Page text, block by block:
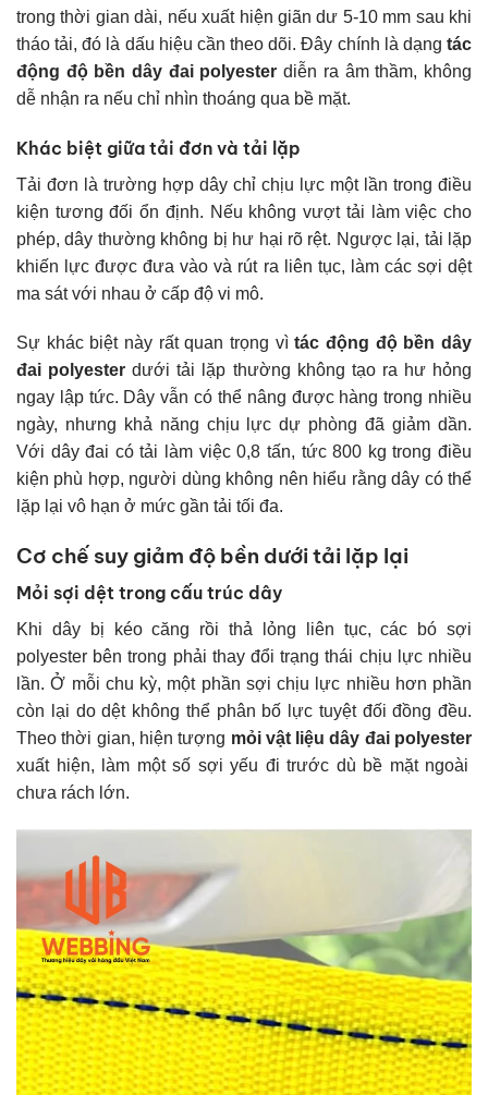
trong thời gian dài, nếu xuất hiện giãn dư 5-10 mm sau khi
tháo tải, đó là dấu hiệu cần theo dõi. Đây chính là dạng tác
động độ bền dây đai polyester diễn ra âm thầm, không
dễ nhận ra nếu chỉ nhìn thoáng qua bề mặt.
Khác biệt giữa tải đơn và tải lặp
Tải đơn là trường hợp dây chỉ chịu lực một lần trong điều
kiện tương đối ổn định. Nếu không vượt tải làm việc cho
phép, dây thường không bị hư hại rõ rệt. Ngược lại, tải lặp
khiến lực được đưa vào và rút ra liên tục, làm các sợi dệt
ma sát với nhau ở cấp độ vi mô.
Sự khác biệt này rất quan trọng vìtác động độ bền dây
đai polyester dưới tải lặp thường không tạo ra hư hỏng
ngay lập tức. Dây vẫn có thể nâng được hàng trong nhiều
ngày, nhưng khả năng chịu lực dự phòng đã giảm dần.
Với dây đai có tải làm việc 0,8 tấn, tức 800 kg trong điều
kiện phù hợp, người dùng không nên hiểu rằng dây có thể
lặp lại vô hạn ở mức gần tải tối đa.
Cơ chế suy giảm độ bền dưới tải lặp lại
Mỏi sợi dệt trong cấu trúc dây
Khi dây bị kéo căng rồi thả lỏng liên tục, các bó sợi
polyester bên trong phải thay đổi trạng thái chịu lực nhiều
lần. Ở mỗi chu kỳ, một phần sợi chịu lực nhiều hơn phần
còn lại do dệt không thể phân bố lực tuyệt đối đồng đều.
Theo thời gian, hiện tượng mỏi vật liệu dây đai polyester
xuất hiện, làm một số sợi yếu đi trước dù bề mặt ngoài
chưa rách lớn.